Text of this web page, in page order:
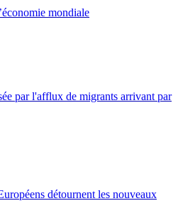
mondiale
par l'afflux de migrants arrivant par
détournent les nouveaux